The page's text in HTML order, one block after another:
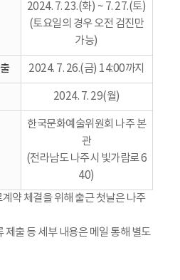
2024. 7. 23.(화) ~ 7. 27.(토)
(토요일의 경우 오전 검진만
가능)
2024. 7. 26.(금) 14:00까지
2024. 7. 29(월)
한국문화예술위원회 나주 본
관
(전라남도 나주시 빛가람로 6
40)
약 체결을 위해 출근 첫날은 나주
출 등 세부 내용은 메일 통해 별도